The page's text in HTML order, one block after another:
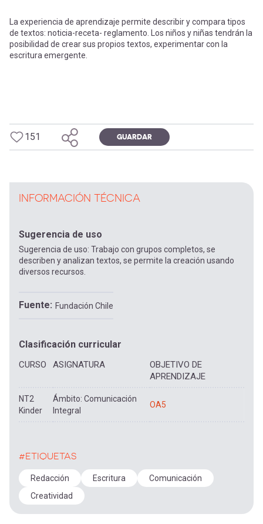
La experiencia de aprendizaje permite describir y compara tipos
de textos: noticia-receta- reglamento. Los niños y niñas tendrán la
posibilidad de crear sus propios textos, experimentar con la
escritura emergente.
151 GUARDAR
INFORMACIÓN TÉCNICA
Sugerencia de uso
Sugerencia de uso: Trabajo con grupos completos, se
describen y analizan textos, se permite la creación usando
diversos recursos.
Fuente Fundación Chile
Clasificación curricular
CURSO ASIGNATURA
OBJETIVO DE
APRENDIZAJE
NT2
Kinder
Ámbito: Comunicación
Integral
OA5
#ETIQUETAS
Redacción Escritura
Comunicación
Creatividad